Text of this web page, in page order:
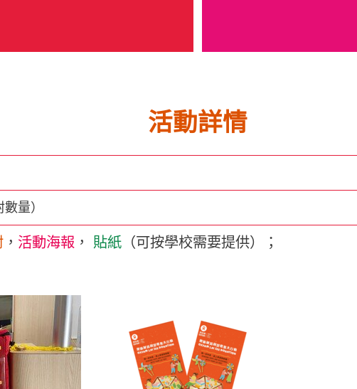
活動詳情
量）
， 活動海報 ， 貼紙 （可按學校需要提供）；